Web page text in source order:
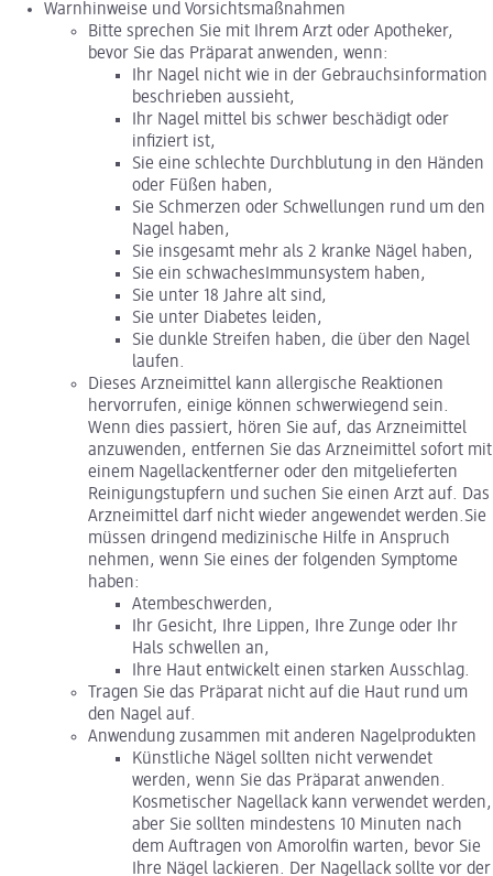
Warnhinweise und Vorsichtsmaßnahmen
Bitte sprechen Sie mit Ihrem Arzt oder Apotheker,
bevor Sie das Präparat anwenden, wenn:
Ihr Nagel nicht wie in der Gebrauchsinformation
beschrieben aussieht,
Ihr Nagel mittel bis schwer beschädigt oder
infiziert ist,
Sie eine schlechte Durchblutung in den Händen
oder Füßen haben,
Sie Schmerzen oder Schwellungen rund um den
Nagel haben,
Sie insgesamt mehr als 2 kranke Nägel haben,
Sie ein schwachesImmunsystem haben,
Sie unter 18 Jahre alt sind,
Sie unter Diabetes leiden,
Sie dunkle Streifen haben, die über den Nagel
laufen.
Dieses Arzneimittel kann allergische Reaktionen
hervorrufen, einige können schwerwiegend sein.
Wenn dies passiert, hören Sie auf, das Arzneimittel
anzuwenden, entfernen Sie das Arzneimittel sofort mit
einem Nagellackentferner oder den mitgelieferten
Reinigungstupfern und suchen Sie einen Arzt auf. Das
Arzneimittel darf nicht wieder angewendet werden.Sie
müssen dringend medizinische Hilfe in Anspruch
nehmen, wenn Sie eines der folgenden Symptome
haben:
Atembeschwerden,
Ihr Gesicht, Ihre Lippen, Ihre Zunge oder Ihr
Hals schwellen an,
Ihre Haut entwickelt einen starken Ausschlag.
Tragen Sie das Präparat nicht auf die Haut rund um
den Nagel auf.
Anwendung zusammen mit anderen Nagelprodukten
Künstliche Nägel sollten nicht verwendet
werden, wenn Sie das Präparat anwenden.
Kosmetischer Nagellack kann verwendet werden,
aber Sie sollten mindestens 10 Minuten nach
dem Auftragen von Amorolfin warten, bevor Sie
Ihre Nägel lackieren. Der Nagellack sollte vor der